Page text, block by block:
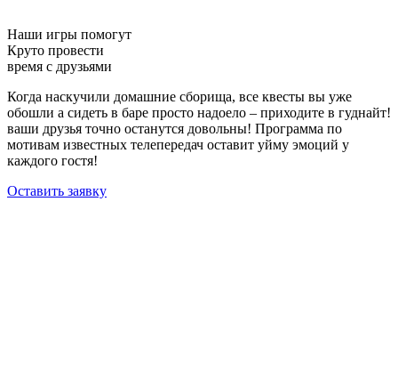
Наши игры помогут
Круто провести
время с друзьями
Когда наскучили домашние сборища, все квесты вы уже
обошли а сидеть в баре просто надоело – приходите в гуднайт!
ваши друзья точно останутся довольны! Программа по
мотивам известных телепередач оставит уйму эмоций у
каждого гостя!
Оставить заявку